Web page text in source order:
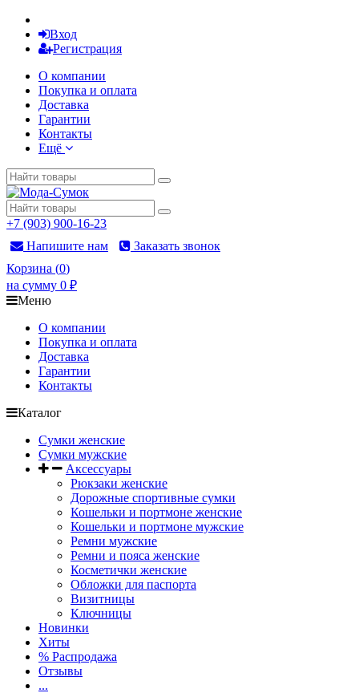
Вход
Регистрация
О компании
Покупка и оплата
Доставка
Гарантии
Контакты
Ещё
+7 (903) 900-16-23
Напишите нам
Заказать звонок
Корзина (0)
на сумму 0 ₽
Меню
О компании
Покупка и оплата
Доставка
Гарантии
Контакты
Каталог
Сумки женские
Сумки мужские
Аксессуары
Рюкзаки женские
Дорожные спортивные сумки
Кошельки и портмоне женские
Кошельки и портмоне мужские
Ремни мужские
Ремни и пояса женские
Косметички женские
Обложки для паспорта
Визитницы
Ключницы
Новинки
Хиты
% Распродажа
Отзывы
...